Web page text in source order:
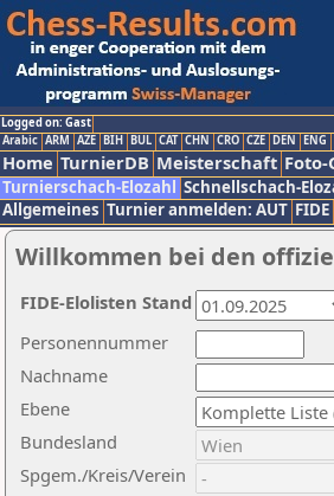
Logged on: Gast
Arabic ARM AZE BIH BUL CAT CHN CRO CZE DEN ENG
Home TurnierDB Meisterschaft Foto-
Turnierschach-Elozahl Schnellschach-
Allgemeines Turnier anmelden: AUT FIDE
Willkommen bei den
Nachname
Ebene
Personennummer
Bundesland
Spgem./Kreis/Verein
FIDE-Elolisten Stand